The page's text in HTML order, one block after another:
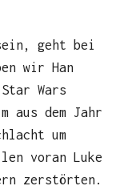
geht bei
wir Han
Wars
aus dem Jahr
um
voran Luke
zerstörten.